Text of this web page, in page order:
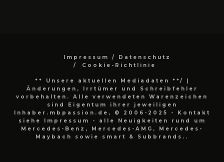
Impressum / Datenschutz
Cookie-Richtlinie
** Unsere aktuellen Mediadaten **/
Änderungen, Irrtümer und Schreibfehler
vorbehalten. Alle verwendeten Warenzeichen
sind Eigentum ihrer jeweiligen
Inhaber.mbpassion.de, © 2006-2025 - Kontakt
siehe Impressum - alle Neuigkeiten rund um
Mercedes-Benz, Mercedes-AMG, Mercedes-
Maybach sowie smart & Subbrands..